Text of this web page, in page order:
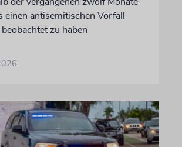
einen antisemitischen Vorfall
zu haben